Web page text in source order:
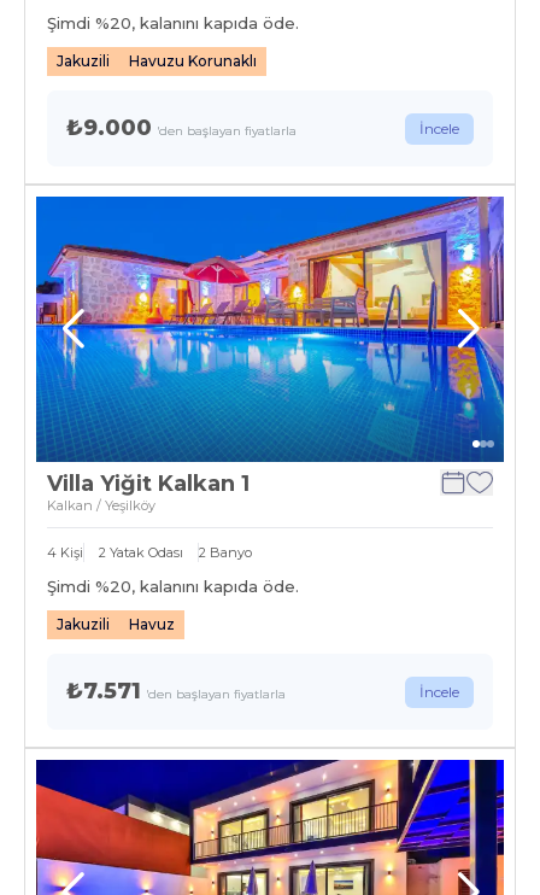
Şimdi %20, kalanını kapıda öde.
Jakuzili Havuzu Korunaklı
₺9.000 'den başlayan fiyatlarla İncele
Villa Yiğit Kalkan 1
Kalkan / Yeşilköy
4 Kişi 2 Yatak Odası 2 Banyo
Şimdi %20, kalanını kapıda öde.
Jakuzili Havuz
₺7.571 'den başlayan fiyatlarla İncele